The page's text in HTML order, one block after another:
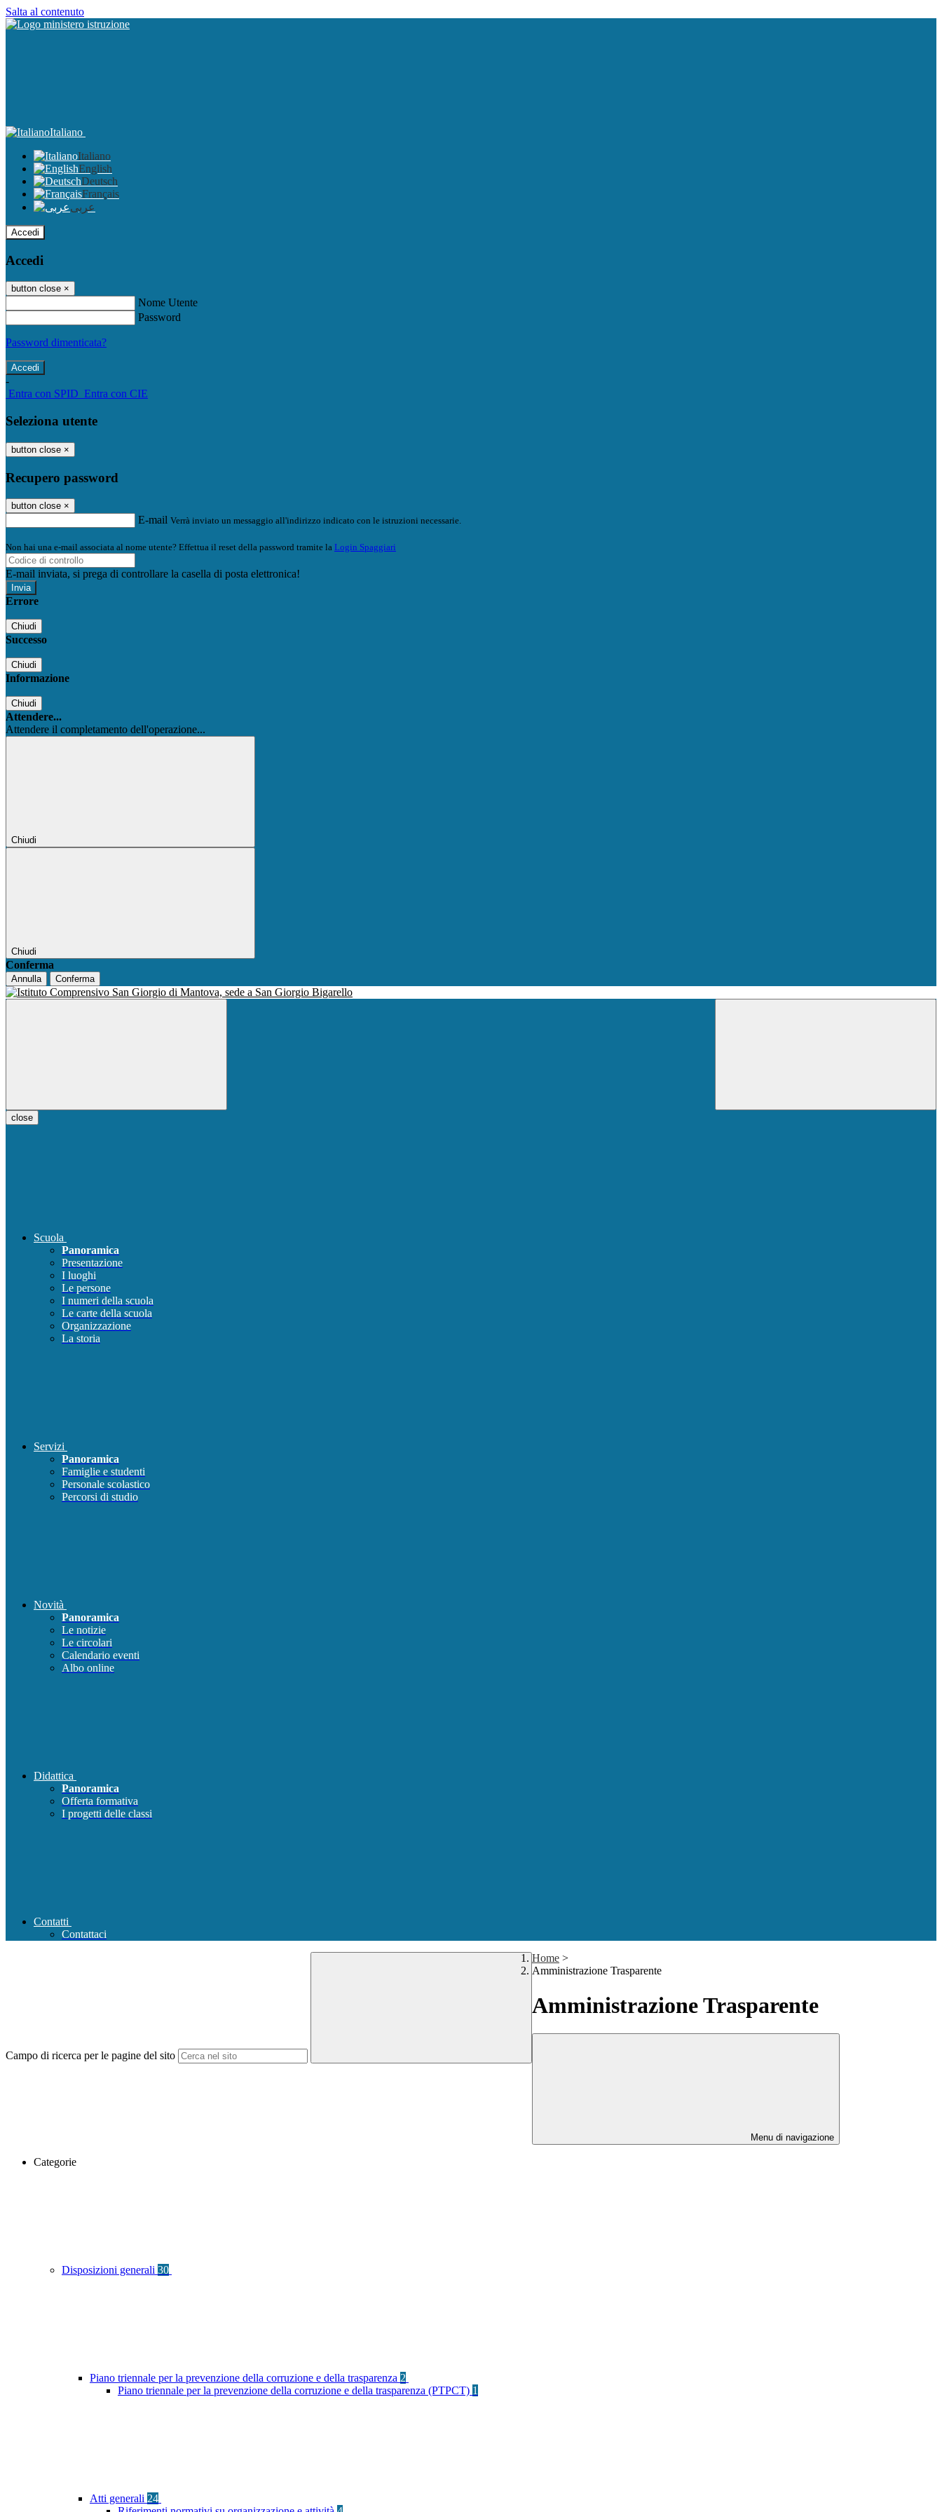
Salta al contenuto
Italiano
Italiano
English
Deutsch
Français
عربى
Accedi
Accedi
button close ×
Nome Utente
Password
Password dimenticata?
-
Entra con SPID Entra con CIE
Seleziona utente
button close ×
Recupero password
button close ×
E-mail Verrà inviato un messaggio all'indirizzo indicato con le istruzioni necessarie.
Non hai una e-mail associata al nome utente? Effettua il reset della password tramite la Login Spaggiari
E-mail inviata, si prega di controllare la casella di posta elettronica!
Errore
Chiudi
Successo
Chiudi
Informazione
Chiudi
Attendere...
Attendere il completamento dell'operazione...
Chiudi
Chiudi
Conferma
Annulla Conferma
close
Scuola
Panoramica
Presentazione
I luoghi
Le persone
I numeri della scuola
Le carte della scuola
Organizzazione
La storia
Servizi
Panoramica
Famiglie e studenti
Personale scolastico
Percorsi di studio
Novità
Panoramica
Le notizie
Le circolari
Calendario eventi
Albo online
Didattica
Panoramica
Offerta formativa
I progetti delle classi
Contatti
Contattaci
Campo di ricerca per le pagine del sito
Home >
Amministrazione Trasparente
Amministrazione Trasparente
Menu di navigazione
Categorie
Disposizioni generali 30
Piano triennale per la prevenzione della corruzione e della trasparenza 2
Piano triennale per la prevenzione della corruzione e della trasparenza (PTPCT) 1
Atti generali 24